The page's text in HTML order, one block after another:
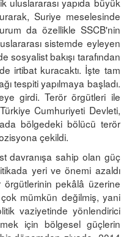
Suriye meselesinde
da özellikle SSCB'nin
sistemde eyleyen
bakışı tarafından
irtibat kuracaktı. İşte tam
tespiti yapılmaya başladı.
girdi. Terör örgütleri ile
Cumhuriyeti Devleti,
bölgedeki bölücü terör
çekildi.
davranışa sahip olan güç
yeri ve önemi azaldı
pekâlâ üzerine
mümkün değilmiş, yani
vaziyetinde yönlendirici
için bölgesel güçlerin